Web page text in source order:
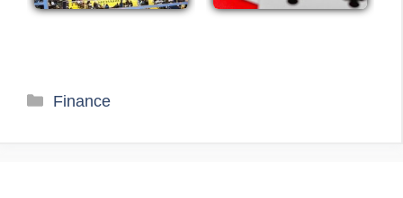
카
Finance